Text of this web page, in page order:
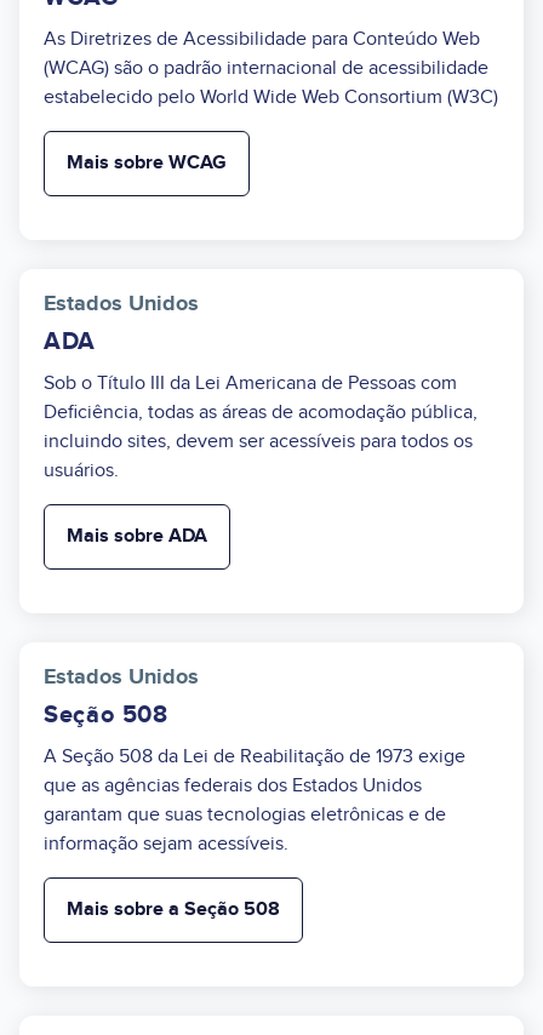
As Diretrizes de Acessibilidade para Conteúdo Web
(WCAG) são o padrão internacional de acessibilidade
estabelecido pelo World Wide Web Consortium (W3C)
Mais sobre WCAG
Estados Unidos
ADA
Sob o Título III da Lei Americana de Pessoas com
Deficiência, todas as áreas de acomodação pública,
incluindo sites, devem ser acessíveis para todos os
usuários.
Mais sobre ADA
Estados Unidos
Seção 508
A Seção 508 da Lei de Reabilitação de 1973 exige
que as agências federais dos Estados Unidos
garantam que suas tecnologias eletrônicas e de
informação sejam acessíveis.
Mais sobre a Seção 508